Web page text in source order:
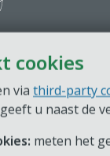
cookies
via third-party
u naast de
meten het